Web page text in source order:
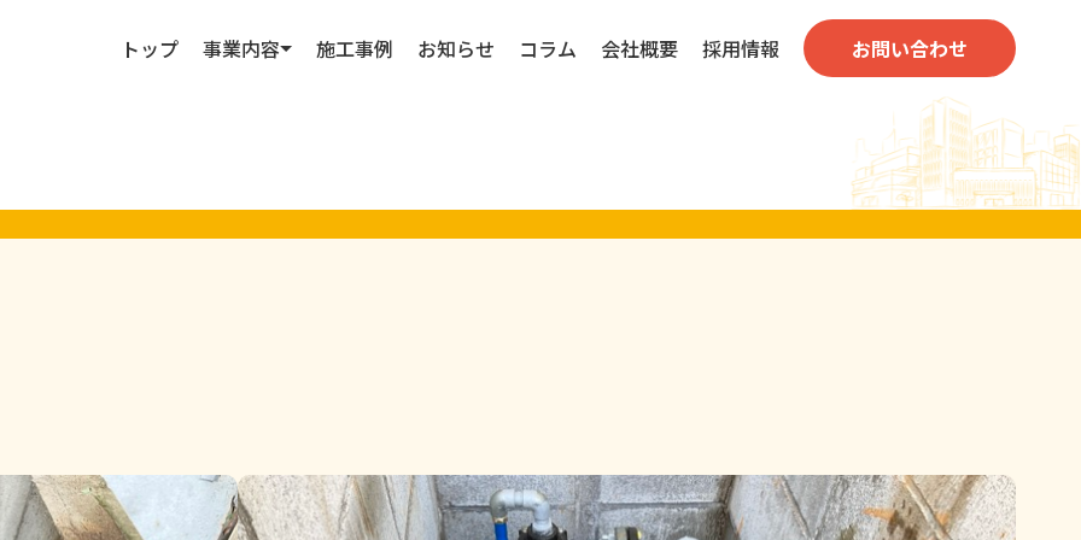
トップ 事業内容 施工事例 お知らせ コラム 会社概要 採用情報 お問い合わせ